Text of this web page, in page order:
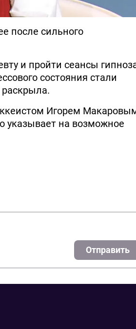
после сильного
и пройти сеансы
состояния стали
Игорем
указывает на возможное
Отправить